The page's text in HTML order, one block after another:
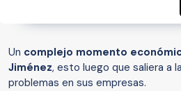
Un complejo momento
Jiménez, esto luego que saliera a
problemas en sus empresas.